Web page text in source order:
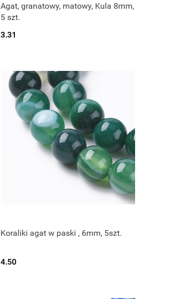
Agat, granatowy, matowy, Kula 8mm,
5 szt.
3.31
Koraliki agat w paski , 6mm, 5szt.
4.50